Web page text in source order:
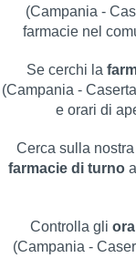
(Campania -
farmacie nel
Se cerchi la
(Campania -
e orari di
Cerca sulla
farmacie di turnoa
Controlla gli
(Campania -